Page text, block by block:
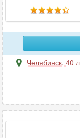
Челябинск, 40